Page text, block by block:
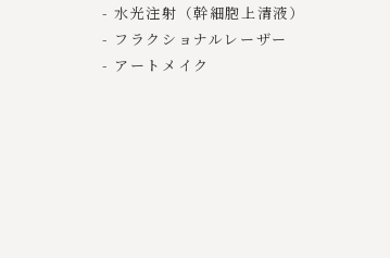
水光注射（幹細胞上清液）
フラクショナルレーザー
アートメイク